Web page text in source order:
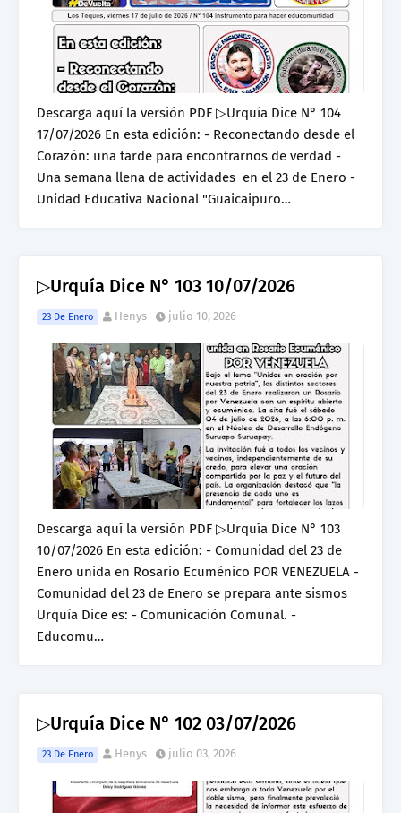
Descarga aquí la versión PDF ▷Urquía Dice N° 104
17/07/2026 En esta edición: - Reconectando desde el
Corazón: una tarde para encontrarnos de verdad -
Una semana llena de actividades en el 23 de Enero -
Unidad Educativa Nacional "Guaicaipuro…
▷Urquía Dice N° 103 10/07/2026
23 De Enero Henys julio 10, 2026
Descarga aquí la versión PDF ▷Urquía Dice N° 103
10/07/2026 En esta edición: - Comunidad del 23 de
Enero unida en Rosario Ecuménico POR VENEZUELA -
Comunidad del 23 de Enero se prepara ante sismos
Urquía Dice es: - Comunicación Comunal. -
Educomu…
▷Urquía Dice N° 102 03/07/2026
23 De Enero Henys julio 03, 2026